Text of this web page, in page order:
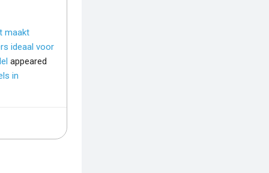
maakt
ideaal voor
appeared
in